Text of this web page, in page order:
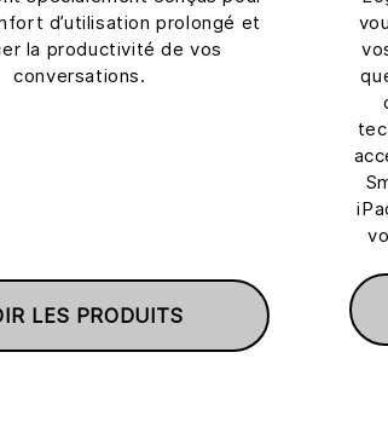
d’utilisation prolongé et
la productivité de vos
conversations.
LES PRODUITS